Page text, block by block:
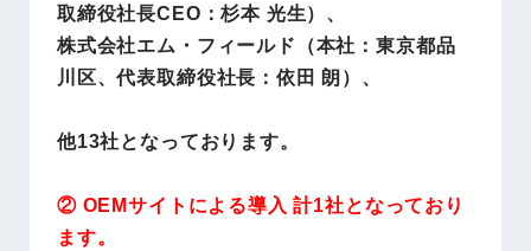
取締役社長CEO：杉本 光生）、
株式会社エム・フィールド（本社：東京都品
川区、代表取締役社長：依田 朗）、
他13社となっております。
② OEMサイトによる導入 計1社となっており
ます。